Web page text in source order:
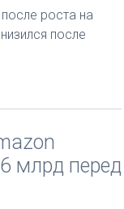
роста на
после
млрд перед